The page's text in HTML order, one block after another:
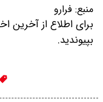
منبع: فرارو
برای اطلاع از آخرین
بپیوندید.